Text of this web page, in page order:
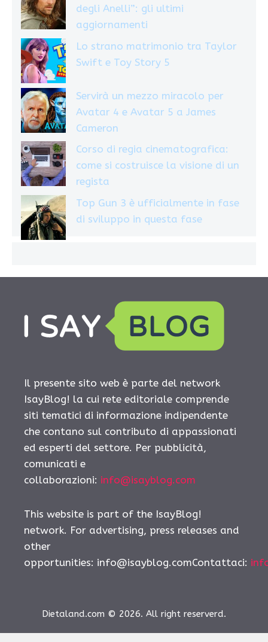
degli Anelli”: gli ultimi
aggiornamenti
Lo strano matrimonio tra Taylor
Swift e Toy Story 5
Servirà un mezzo miracolo per
Avatar 4 e Avatar 5 a James
Cameron
Corso di regia cinematografica:
come si costruisce la visione di un
regista
Top Gun 3 è ufficialmente in fase
di sviluppo in questa fase
Il presente sito web è parte del network
IsayBlog! la cui rete editoriale comprende
siti tematici di informazione indipendente
che contano sul contributo di appassionati
ed esperti del settore. Per pubblicità,
comunicati e
collaborazioni: info@isayblog.com
This website is part of the IsayBlog!
network. For advertising, press releases and
other
opportunities: info@isayblog.comContattaci:
Dietaland.com © 2026. All right reserverd.